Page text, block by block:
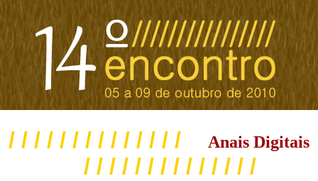
/ / / / / / / / / / / / / / Anais Digitais
/ / / / / / / / / / / / / /